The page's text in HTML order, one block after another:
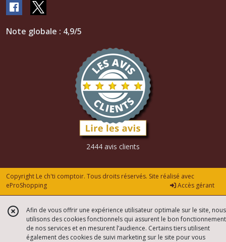
Note globale : 4,9/5
2444 avis clients
Copyright Le ch'ti comptoir. Tous droits réservés. Site réalisé avec
eProShopping
Accès gérant
Afin de vous offrir une expérience utilisateur optimale sur le site, nous
utilisons des cookies fonctionnels qui assurent le bon fonctionnement
de nos services et en mesurent l’audience. Certains tiers utilisent
également des cookies de suivi marketing sur le site pour vous